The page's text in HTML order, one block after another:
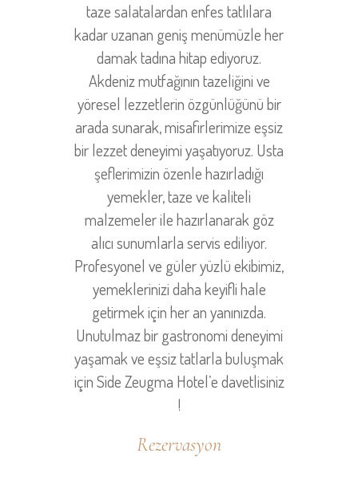
taze salatalardan enfes tatlılara
kadar uzanan geniş menümüzle her
damak tadına hitap ediyoruz.
Akdeniz mutfağının tazeliğini ve
yöresel lezzetlerin özgünlüğünü bir
arada sunarak, misafirlerimize eşsiz
bir lezzet deneyimi yaşatıyoruz. Usta
şeflerimizin özenle hazırladığı
yemekler, taze ve kaliteli
malzemeler ile hazırlanarak göz
alıcı sunumlarla servis ediliyor.
Profesyonel ve güler yüzlü ekibimiz,
yemeklerinizi daha keyifli hale
getirmek için her an yanınızda.
Unutulmaz bir gastronomi deneyimi
yaşamak ve eşsiz tatlarla buluşmak
için Side Zeugma Hotel’e davetlisiniz
!
Rezervasyon